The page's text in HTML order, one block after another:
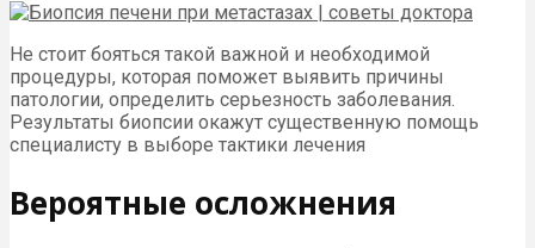
Не стоит бояться такой важной и необходимой
процедуры, которая поможет выявить причины
патологии, определить серьезность заболевания.
Результаты биопсии окажут существенную помощь
специалисту в выборе тактики лечения
Вероятные осложнения